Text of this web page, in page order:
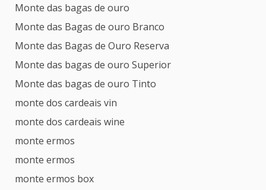
Monte das bagas de ouro
Monte das Bagas de ouro Branco
Monte das Bagas de Ouro Reserva
Monte das bagas de ouro Superior
Monte das bagas de ouro Tinto
monte dos cardeais vin
monte dos cardeais wine
monte ermos
monte ermos
monte ermos box